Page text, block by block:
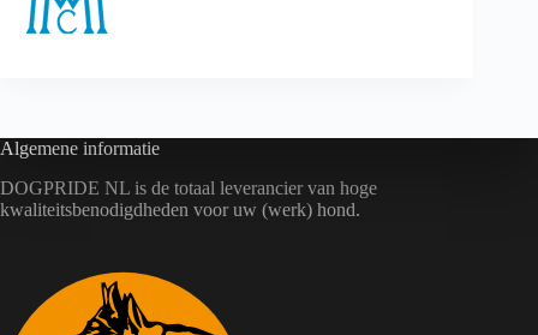
Algemene informatie
DOGPRIDE NL is de totaal leverancier van hoge
kwaliteitsbenodigdheden voor uw (werk) hond.